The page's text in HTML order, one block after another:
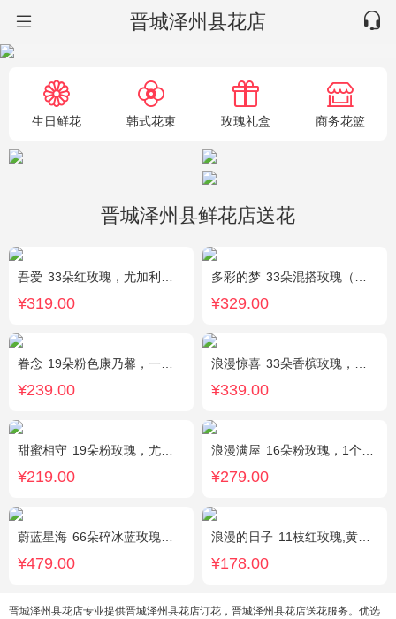
晋城泽州县花店
生日鲜花 韩式花束 玫瑰礼盒 商务花篮
晋城泽州县鲜花店送花
吾爱 33朵红玫瑰，尤加利绿叶搭配
¥319.00
多彩的梦 33朵混搭玫瑰（香槟玫瑰+粉玫瑰+白玫瑰），配花、绿叶搭配
¥329.00
眷念 19朵粉色康乃馨，一条灯带，满天星、绿叶搭配
¥239.00
浪漫惊喜 33朵香槟玫瑰，白桔梗、尤加利间插
¥339.00
甜蜜相守 19朵粉玫瑰，尤加利、小花搭配
¥219.00
浪漫满屋 16朵粉玫瑰，1个粉色绣球，3个乒乓菊，桔梗、绿叶搭配
¥279.00
蔚蓝星海 66朵碎冰蓝玫瑰，外围满天星环绕
¥479.00
浪漫的日子 11枝红玫瑰,黄莺、满天星适量搭配。
¥178.00
晋城泽州县花店专业提供晋城泽州县花店订花，晋城泽州县花店送花服务。优选